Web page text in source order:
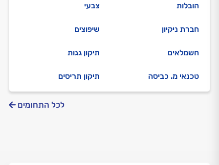
הובלות
חברת ניקיון
חשמלאים
טכנאי מ. כביסה
צבעי
שיפוצים
תיקון גגות
תיקון תריסים
לכל התחומים